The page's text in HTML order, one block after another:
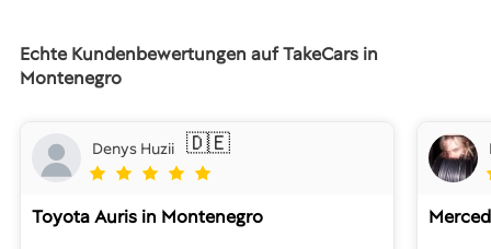
Echte Kundenbewertungen auf TakeCars in
Montenegro
Denys Huzii 🇩🇪
Toyota Auris in Montenegro